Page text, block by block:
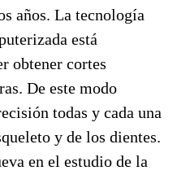
años. La tecnología
está
obtener cortes
De este modo
todas y cada una
y de los dientes.
en el estudio de la